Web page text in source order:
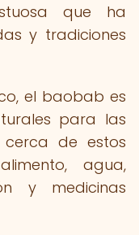
que ha
y tradiciones
el baobab es
para las
de estos
agua,
y medicinas